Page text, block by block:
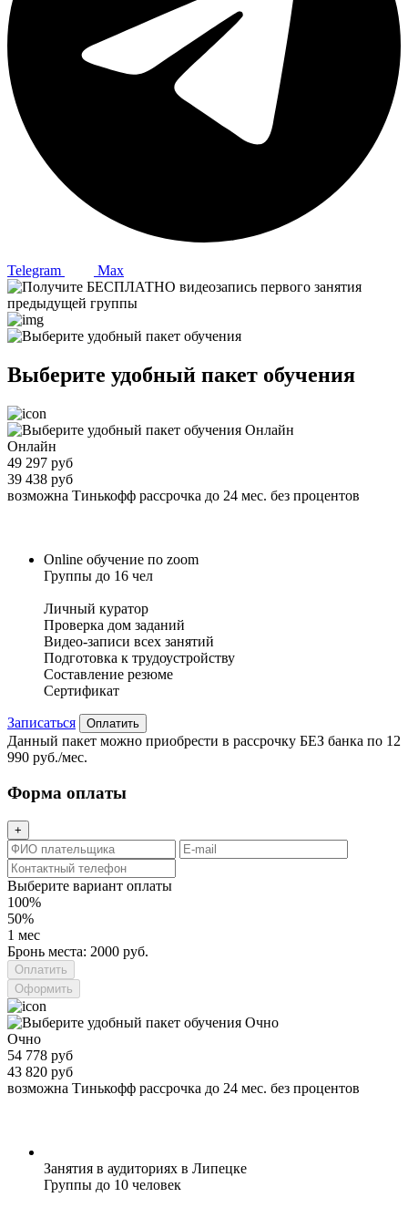
Telegram Max
Выберите удобный пакет обучения
Онлайн
49 297 руб
39 438 руб
возможна Тинькофф рассрочка до 24 мес. без процентов
Online обучение по zoom
Группы до 16 чел
Личный куратор
Проверка дом заданий
Видео-записи всех занятий
Подготовка к трудоустройству
Составление резюме
Сертификат
Записаться Оплатить
Данный пакет можно приобрести в рассрочку БЕЗ банка по 12
990 руб./мес.
Форма оплаты
+
Выберите вариант оплаты
100%
50%
1 мес
Бронь места: 2000 руб.
Оформить
Очно
54 778 руб
43 820 руб
возможна Тинькофф рассрочка до 24 мес. без процентов
Занятия в аудиториях в Липецке
Группы до 10 человек